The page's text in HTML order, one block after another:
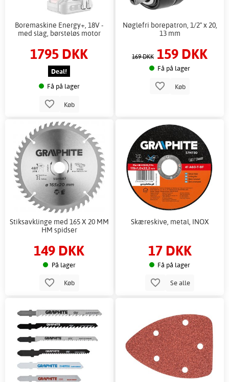
Boremaskine Energy+, 18V -
med slag, børsteløs motor
1795 DKK
Deal!
Få på lager
Køb
Nøglefri borepatron, 1/2" x 20,
13 mm
169 DKK 159 DKK
Få på lager
Køb
Stiksavklinge med 165 X 20 MM
HM spidser
149 DKK
På lager
Køb
Skæreskive, metal, INOX
17 DKK
Få på lager
Se alle